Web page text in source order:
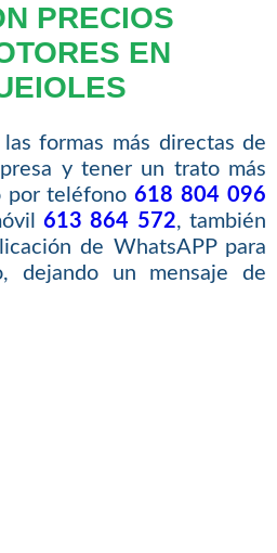
PRECIOS
EN
formas más directas de
y tener un trato más
por teléfono618 804 096
613 864 572, también
de WhatsAPP para
dejando un mensaje de